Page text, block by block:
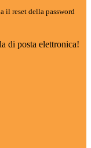
il reset della password
di posta elettronica!